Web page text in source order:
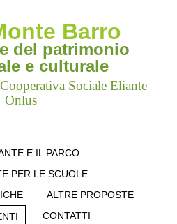
Barro
del patrimonio
e culturale
Sociale Eliante
Onlus
E IL PARCO
PER LE SCUOLE
ALTRE PROPOSTE
CONTATTI